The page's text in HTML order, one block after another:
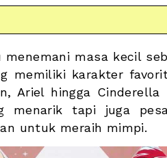
masa kecil
memiliki karakter
Ariel hingga
menarik tapi juga
untuk meraih mimpi.